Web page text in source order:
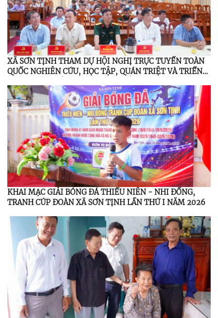
XÃ SƠN TỊNH THAM DỰ HỘI NGHỊ TRỰC TUYẾN TOÀN
QUỐC NGHIÊN CỨU, HỌC TẬP, QUÁN TRIỆT VÀ TRIỂN
BAN CHẤP HÀNH TRUNG ƯƠNG ĐẢNG KHÓA XIV
KHAI MẠC GIẢI BÓNG ĐÁ THIẾU NIÊN - NHI ĐỒNG,
TRANH CÚP ĐOÀN XÃ SƠN TỊNH LẦN THỨ I NĂM 2026